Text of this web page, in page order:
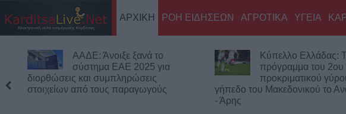
ΑΡΧΙΚΗ ΡΟΗ ΕΙΔΗΣΕΩΝ ΑΓΡΟΤΙΚΑ ΥΓΕΙΑ
Κύπελλο Ελλάδας: Το πλήρες
πρόγραμμα του 2ου
προκριματικού γύρου - Στο
γήπεδο του Μακεδονικού το Αναγέννηση
Συμμαχία Υπέρ των
Σκιές για το κόστος,
όρους, τον τρόπο
φορέα δημοπράτησης των
δεξαμενών της Περιφερειακής